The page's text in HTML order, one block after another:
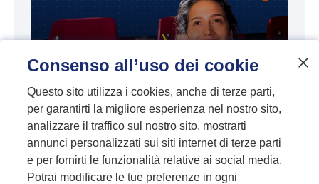
La lotta per la tua attenzione: cosa ci
insegna “Odissea” di Nolan sull’economia
dell’intrattenimento
Consenso all’uso dei cookie
Questo sito utilizza i cookies, anche di terze parti,
per garantirti la migliore esperienza nel nostro sito,
analizzare il traffico sul nostro sito, mostrarti
annunci personalizzati sui siti internet di terze parti
e per fornirti le funzionalità relative ai social media.
Potrai modificare le tue preferenze in ogni